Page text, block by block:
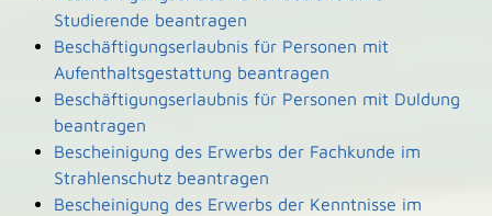
Studierende beantragen
Beschäftigungserlaubnis für Personen mit
Aufenthaltsgestattung beantragen
Beschäftigungserlaubnis für Personen mit Duldung
beantragen
Bescheinigung des Erwerbs der Fachkunde im
Strahlenschutz beantragen
Bescheinigung des Erwerbs der Kenntnisse im